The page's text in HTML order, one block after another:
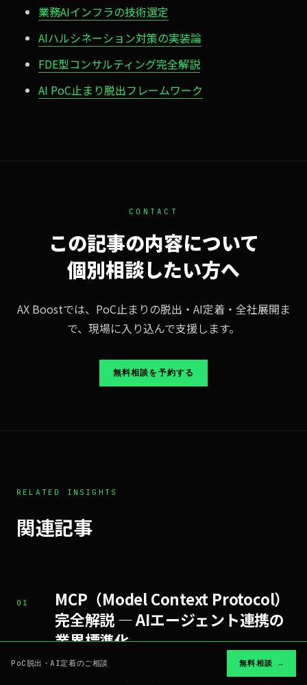
業務AIインフラの技術選定
AIハルシネーション対策の実装論
FDE型コンサルティング完全解説
AI PoC止まり脱出フレームワーク
CONTACT
この記事の内容について
個別相談したい方へ
AX Boostでは、PoC止まりの脱出・AI定着・全社展開ま
で、現場に入り込んで支援します。
無料相談を予約する
RELATED INSIGHTS
関連記事
01
MCP（Model Context Protocol）
完全解説 — AIエージェント連携の
業界標準化
AIエージェントと外部ツールを繋ぐ標準プロトコル
「MCP」。なぜ業界標準になりつつあるのか、業務AI
PoC脱出・AI定着のご相談 無料相談 →